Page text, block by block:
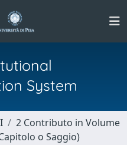
System
2 Contributo in Volume
o Saggio)